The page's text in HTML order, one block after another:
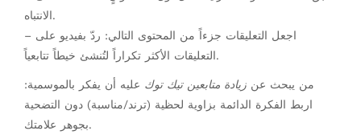
الانتباه.
– اجعل التعليقات جزءاً من المحتوى التالي: ردّ بفيديو على
التعليقات الأكثر تكراراً لتُنشئ خيطاً تتابعياً.
من يبحث عن زيادة متابعين تيك توك عليه أن يفكر بالموسمية:
اربط الفكرة الدائمة بزاوية لحظية (ترند/مناسبة) دون التضحية
بجوهر علامتك.